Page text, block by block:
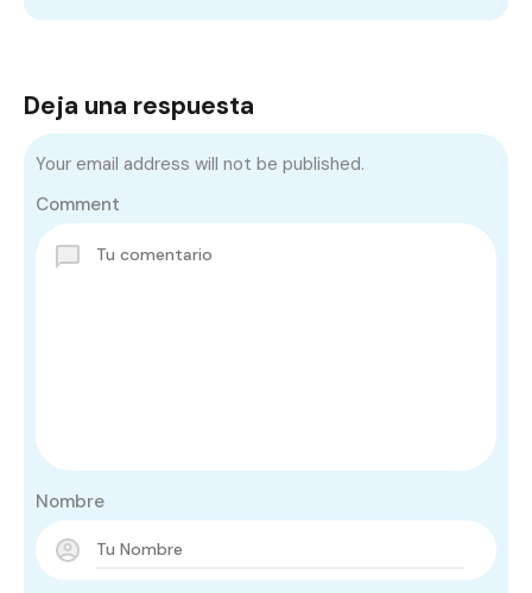
Deja una respuesta
Your email address will not be published.
Comment
Nombre